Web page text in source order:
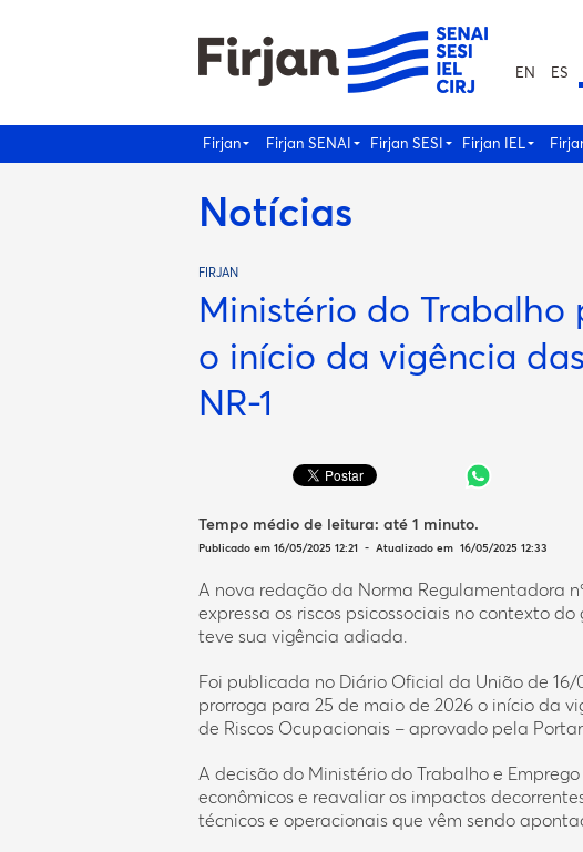
EN ES
Firjan Firjan SENAI Firjan SESI Firjan IEL
Notícias
FIRJAN
Ministério do Trabalho
o início da vigência
NR-1
Tempo médio de leitura: até 1 minuto.
Publicado em 16/05/2025 12:21 - Atualizado em 16/05/2025 12:33
A nova redação da Norma Regulamentadora
expressa os riscos psicossociais no contexto
teve sua vigência adiada.
Foi publicada no Diário Oficial da União de 16/
prorroga para 25 de maio de 2026 o início da
de Riscos Ocupacionais – aprovado pela
A decisão do Ministério do Trabalho e
econômicos e reavaliar os impactos
técnicos e operacionais que vêm sendo